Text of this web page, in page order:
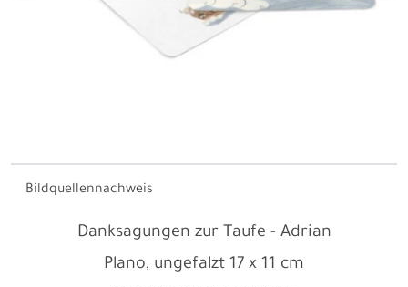
Bildquellennachweis
Danksagungen zur Taufe - Adrian
Plano, ungefalzt 17 x 11 cm